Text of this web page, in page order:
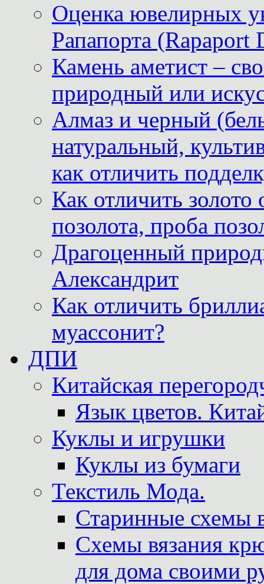
Оценка ювелирных
Рапапорта (Rapaport
Камень аметист –
природный или
Алмаз и черный
натуральный,
как отличить
Как отличить
позолота, проба
Драгоценный
Александрит
Как отличить
муассонит?
ДПИ
Китайская
Язык цветов.
Куклы и игрушки
Куклы из бумаги
Текстиль Мода.
Старинные схемы
Схемы вязания
для дома своими